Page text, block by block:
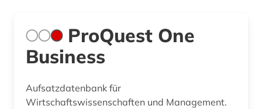
ProQuest One
Business
Aufsatzdatenbank für
Wirtschaftswissenschaften und Management.